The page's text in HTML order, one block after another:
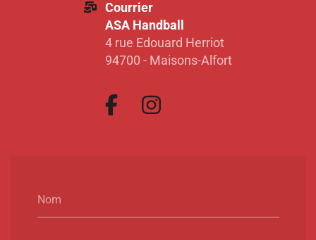
Nom
Courrier
ASA Handball
4 rue Edouard Herriot
94700 - Maisons-Alfort